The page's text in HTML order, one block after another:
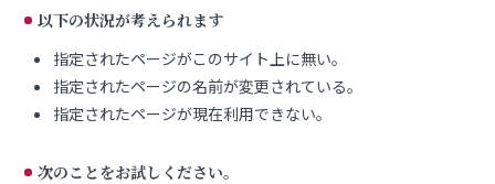
以下の状況が考えられます
指定されたページがこのサイト上に無い。
指定されたページの名前が変更されている。
指定されたページが現在利用できない。
次のことをお試しください。